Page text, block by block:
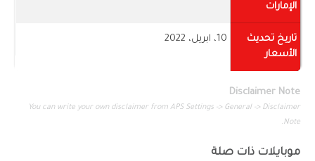
الإمارات
تاريخ تحديث
الأسعار
10، ابريل، 2022
Disclaimer Note
You can write your own disclaimer from APS Settings -> General -> Disclaimer
Note.
موبايلات ذات صلة